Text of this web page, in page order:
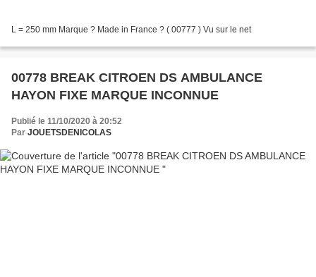
L = 250 mm Marque ? Made in France ? ( 00777 ) Vu sur le net
00778 BREAK CITROEN DS AMBULANCE
HAYON FIXE MARQUE INCONNUE
Publié le 11/10/2020 à 20:52
Par JOUETSDENICOLAS